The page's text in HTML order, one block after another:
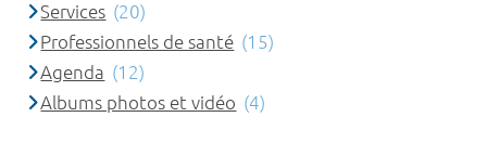
Services (20)
Professionnels de santé (15)
Agenda (12)
Albums photos et vidéo (4)